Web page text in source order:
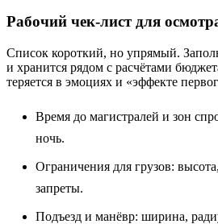
Рабочий чек-лист для
Список короткий, но упрямый.
и хранится рядом с расчётами
теряется в эмоциях и «эффекте
Время до магистралей и зон
ночь.
Ограничения для грузов:
запреты.
Подъезд и манёвр: ширина,